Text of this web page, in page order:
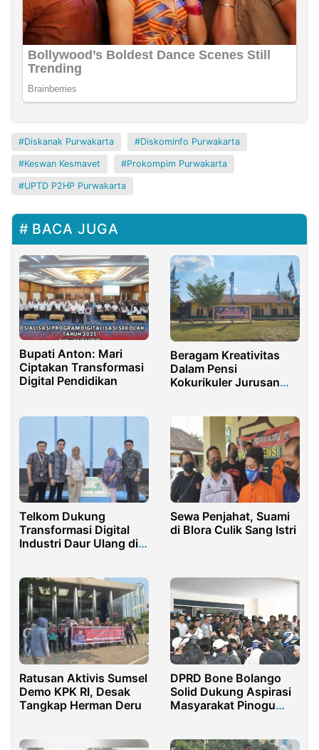
Diskanak Purwakarta Diskominfo Purwakarta
Keswan Kesmavet Prokompim Purwakarta
UPTD P2HP Purwakarta
BACA JUGA
Bupati Anton: Mari
Ciptakan Transformasi
Digital Pendidikan
Beragam Kreativitas
Dalam Pensi
Kokurikuler Jurusan
Telkom Dukung
Transformasi Digital
Industri Daur Ulang di
Sewa Penjahat, Suami
di Blora Culik Sang Istri
Ratusan Aktivis Sumsel
Demo KPK RI, Desak
Tangkap Herman Deru
DPRD Bone Bolango
Solid Dukung Aspirasi
Masyarakat Pinogu